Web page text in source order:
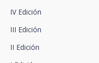
IV Edición
III Edición
II Edición
Dispone de
apartado de Política
aconsejamos consulte.